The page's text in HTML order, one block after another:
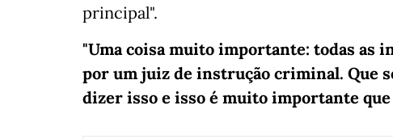
principal".
"Uma coisa muito importante: todas as
por um juiz de instrução criminal. Que
dizer isso e isso é muito importante que